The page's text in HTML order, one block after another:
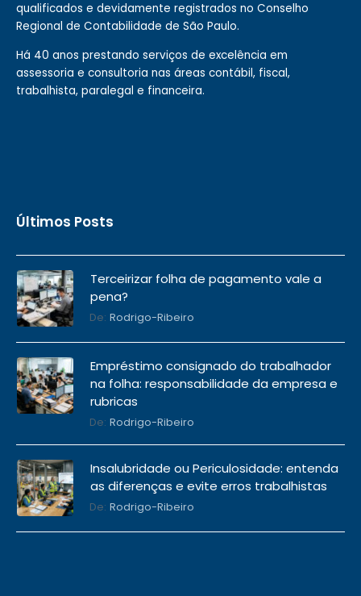
qualificados e devidamente registrados no Conselho
Regional de Contabilidade de São Paulo.
Há 40 anos prestando serviços de excelência em
assessoria e consultoria nas áreas contábil, fiscal,
trabalhista, paralegal e financeira.
Últimos Posts
Terceirizar folha de pagamento vale a
pena?
De: Rodrigo-Ribeiro
Empréstimo consignado do trabalhador
na folha: responsabilidade da empresa e
rubricas
De: Rodrigo-Ribeiro
Insalubridade ou Periculosidade: entenda
as diferenças e evite erros trabalhistas
De: Rodrigo-Ribeiro